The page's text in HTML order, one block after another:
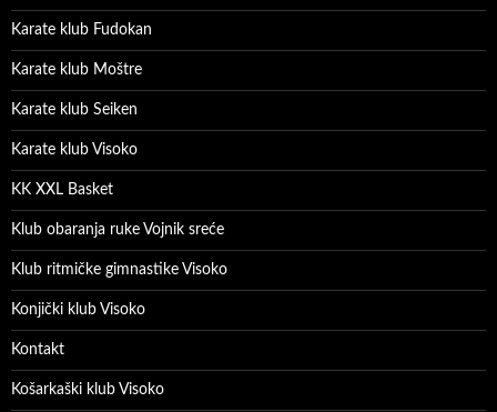
Karate klub Fudokan
Karate klub Moštre
Karate klub Seiken
Karate klub Visoko
KK XXL Basket
Klub obaranja ruke Vojnik sreće
Klub ritmičke gimnastike Visoko
Konjički klub Visoko
Kontakt
Košarkaški klub Visoko